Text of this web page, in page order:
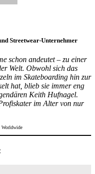
Streetwear-Unternehmer
schon andeutet – zu einer
Welt. Obwohl sich das
im Skateboarding hin zur
hat, blieb sie immer eng
Keith Hufnagel.
im Alter von nur